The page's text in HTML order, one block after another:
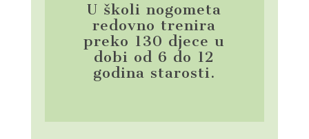
U školi nogometa
redovno trenira
preko 130 djece u
dobi od 6 do 12
godina starosti.